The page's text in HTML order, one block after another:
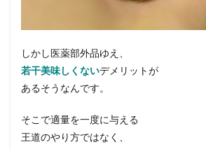
しかし医薬部外品ゆえ、
若干美味しくないデメリットが
あるそうなんです。
そこで適量を一度に与える
王道のやり方ではなく、